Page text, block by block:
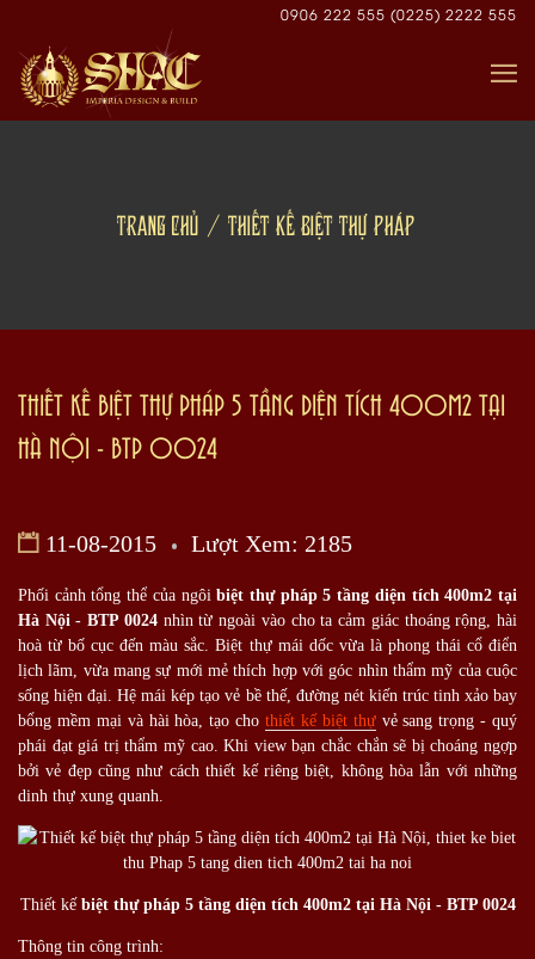
content
0906 222 555 (0225) 2222 555
TRANG CHỦ THIẾT KẾ BIỆT THỰ PHÁP
THIẾT KẾ BIỆT THỰ PHÁP 5 TẦNG DIỆN TÍCH 400M2 TẠI
HÀ NỘI - BTP 0024
11-08-2015 Lượt Xem: 2185
Phối cảnh tổng thể của ngôibiệt thự pháp 5 tầng diện tích 400m2 tại
Hà Nội - BTP 0024nhìn từ ngoài vào cho ta cảm giác thoáng rộng, hài
hoà từ bố cục đến màu sắc. Biệt thự mái dốc vừa là phong thái cổ điển
lịch lãm, vừa mang sự mới mẻ thích hợp với góc nhìn thẩm mỹ của cuộc
sống hiện đại. Hệ mái kép tạo vẻ bề thế, đường nét kiến trúc tinh xảo bay
bổng mềm mại và hài hòa, tạo cho thiết kế biệt thựvẻ sang trọng - quý
phái đạt giá trị thẩm mỹ cao. Khi view bạn chắc chắn sẽ bị choáng ngợp
bởi vẻ đẹp cũng như cách thiết kế riêng biệt, không hòa lẫn với những
dinh thự xung quanh.
Thiết kế biệt thự pháp 5 tầng diện tích 400m2 tại Hà Nội - BTP 0024
Thông tin công trình: